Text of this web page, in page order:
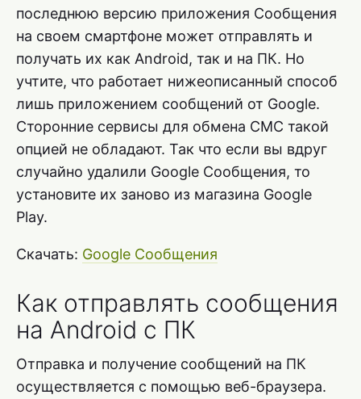
последнюю версию приложения Сообщения
на своем смартфоне может отправлять и
получать их как Android, так и на ПК. Но
учтите, что работает нижеописанный способ
лишь приложением сообщений от Google.
Сторонние сервисы для обмена СМС такой
опцией не обладают. Так что если вы вдруг
случайно удалили Google Сообщения, то
установите их заново из магазина Google
Play.
Скачать: Google Сообщения
Как отправлять сообщения
на Android с ПК
Отправка и получение сообщений на ПК
осуществляется с помощью веб-браузера.